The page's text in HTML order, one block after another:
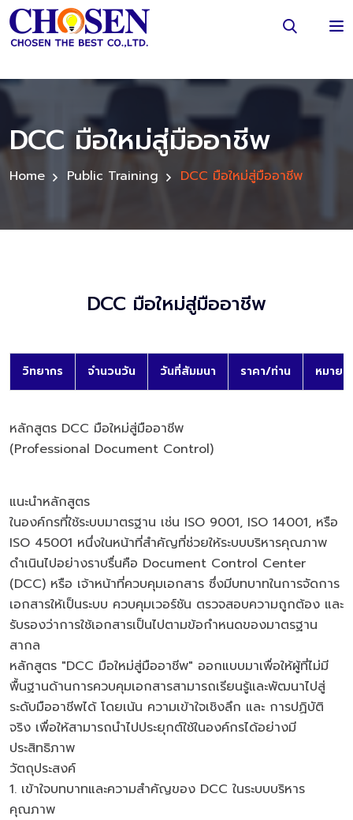
DCC มือใหม่สู่มืออาชีพ
Home Public Training DCC มือใหม่สู่มืออาชีพ
DCC มือใหม่สู่มืออาชีพ
วิทยากร จำนวนวัน วันที่สัมมนา ราคา/ท่าน หมายเ
หลักสูตร DCC มือใหม่สู่มืออาชีพ
(Professional Document Control)
แนะนำหลักสูตร
ในองค์กรที่ใช้ระบบมาตรฐาน เช่น ISO 9001, ISO 14001, หรือ
ISO 45001 หนึ่งในหน้าที่สำคัญที่ช่วยให้ระบบบริหารคุณภาพ
ดำเนินไปอย่างราบรื่นคือ Document Control Center
(DCC) หรือ เจ้าหน้าที่ควบคุมเอกสาร ซึ่งมีบทบาทในการจัดการ
เอกสารให้เป็นระบบ ควบคุมเวอร์ชัน ตรวจสอบความถูกต้อง และ
รับรองว่าการใช้เอกสารเป็นไปตามข้อกำหนดของมาตรฐาน
สากล
หลักสูตร "DCC มือใหม่สู่มืออาชีพ" ออกแบบมาเพื่อให้ผู้ที่ไม่มี
พื้นฐานด้านการควบคุมเอกสารสามารถเรียนรู้และพัฒนาไปสู่
ระดับมืออาชีพได้ โดยเน้น ความเข้าใจเชิงลึก และ การปฏิบัติ
จริง เพื่อให้สามารถนำไปประยุกต์ใช้ในองค์กรได้อย่างมี
ประสิทธิภาพ
วัตถุประสงค์
1. เข้าใจบทบาทและความสำคัญของ DCC ในระบบบริหาร
คุณภาพ